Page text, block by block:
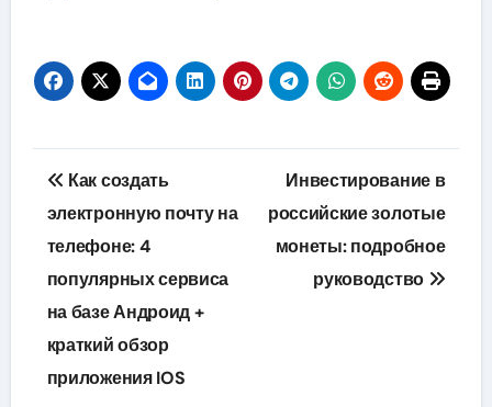
Навигация
по
записям
Как создать
электронную почту на
телефоне: 4
популярных сервиса
на базе Андроид +
краткий обзор
приложения IOS
Инвестирование в
российские золотые
монеты: подробное
руководство